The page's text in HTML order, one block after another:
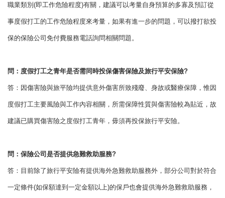
職業類別(即工作危險程度)有關，建議可以考量自身預算的多寡及預訂從
事度假打工的工作危險程度來考量，如果有進一步的問題，可以撥打欲投
保的保險公司免付費服務電話詢問相關問題。
問：度假打工之青年是否需同時投保傷害保險及旅行平安保險?
答：因傷害險與旅平險均提供意外傷害所致殘廢、身故或醫療保障，惟因
度假打工主要風險與工作內容相關，所需保障性質與傷害險較為貼近，故
建議已購買傷害險之度假打工青年，毋須再投保旅行平安險。
問：保險公司是否提供急難救助服務?
答：目前除了旅行平安險有提供海外急難救助服務外，部分公司對於符合
一定條件(如保額達到一定金額以上)的保戶也會提供海外急難救助服務，